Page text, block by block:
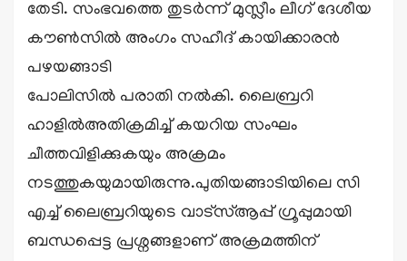
തേടി. സംഭവത്തെ തുടർന്ന് മുസ്ലീം ലീഗ് ദേശീയ
കൗൺസിൽ അംഗം സഹീദ് കായിക്കാരൻ
പഴയങ്ങാടി
പോലിസിൽ പരാതി നൽകി. ലൈബ്രറി
ഹാളിൽഅതിക്രമിച്ച് കയറിയ സംഘം
ചീത്തവിളിക്കുകയും അക്രമം
നടത്തുകയുമായിരുന്നു.പുതിയങ്ങാടിയിലെ സി
എച്ച് ലൈബ്രറിയുടെ വാട്സ്ആപ്പ് ഗ്രൂപ്പുമായി
ബന്ധപ്പെട്ട പ്രശ്നങ്ങളാണ് അക്രമത്തിന്